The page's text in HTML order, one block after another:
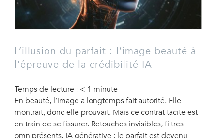
L’illusion du parfait : l’image beauté à
l’épreuve de la crédibilité IA
Temps de lecture : < 1 minute
En beauté, l’image a longtemps fait autorité. Elle
montrait, donc elle prouvait. Mais ce contrat tacite est
en train de se fissurer. Retouches invisibles, filtres
omniprésents, IA générative : le parfait est devenu